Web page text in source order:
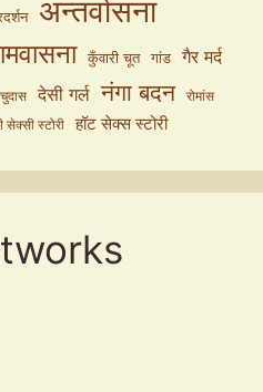
अन्तर्वासना
कुँवारी चूत गांड गैर मर्द
चुदास देसी गर्ल नंगा बदन रोमांस
सेक्सी स्टोरी हॉट सेक्स स्टोरी